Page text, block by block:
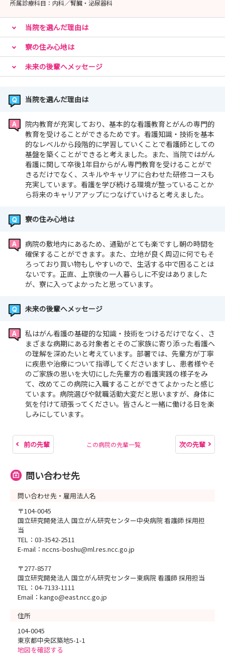
所属診療科目： 内科／腎臓・泌尿器科
当院を選んだ理由は
寮の住み心地は
未来の後輩へメッセージ
当院を選んだ理由は
院内教育が充実しており、基本的な看護教育とがんの専門的
教育を受けることができるためです。看護知識・技術を基本
的なレベルから段階的に学習していくことで看護師としての
基盤を築くことができると考えました。また、当院ではがん
看護に関して卒後1年目からがん専門教育を受けることがで
きるだけでなく、スキルやキャリアに合わせた研修コースも
充実しています。看護を学び続ける環境が整っていることか
ら将来のキャリアアップにつなげていけると考えました。
寮の住み心地は
病院の敷地内にあるため、通勤がとても楽ですし朝の時間を
確保することができます。また、立地が良く周辺に何でもそ
ろっており買い物もしやすいので、生活する中で困ることは
ないです。正直、上京後の一人暮らしに不安はありました
が、寮に入ってよかったと思っています。
未来の後輩へメッセージ
私はがん看護の基礎的な知識・技術をつけるだけでなく、さ
まざまな病期にある対象者とそのご家族に寄り添った看護へ
の理解を深めたいと考えています。部署では、先輩方が丁寧
に疾患や治療について指導してくださいますし、患者様やそ
のご家族の思いを大切にした先輩方の看護実践の様子をみ
て、改めてこの病院に入職することができてよかったと感じ
ています。病院選びや就職活動大変だと思いますが、身体に
気を付けて頑張ってください。皆さんと一緒に働ける日を楽
しみにしています。
前の先輩 この病院の先輩一覧 次の先輩
問い合わせ先
問い合わせ先・雇用法人名
〒104-0045
国立研究開発法人 国立がん研究センター中央病院 看護師 採用担
当
TEL：03-3542-2511
E-mail：nccns-boshu@ml.res.ncc.go.jp
〒277-8577
国立研究開発法人 国立がん研究センター東病院 看護師 採用担当
TEL：04-7133-1111
Email：kango@east.ncc.go.jp
住所
104-0045
東京都中央区築地5-1-1
地図を確認する